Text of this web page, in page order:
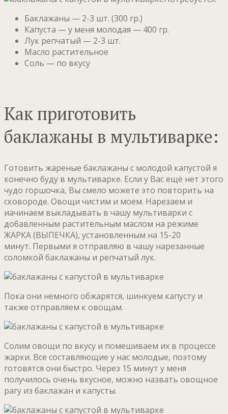
Баклажаны — 2-3 шт. (300 гр.)
Капуста — у меня молодая — 400 гр.
Лук репчатый — 2-3 шт.
Масло растительное
Соль — по вкусу
Как приготовить
баклажаны в мультиварке:
Готовить жареные баклажаны с молодой капустой я
конечно буду в мультиварке. Если у Вас ещё нет этого
чудо горшочка, Вы смело можете это повторить на
сковороде. Овощи чистим и моем. Нарезаем и
иачинаем выкладывать в чашу мультиварки с
добавленным растительным маслом на режиме
ЖАРКА (ВЫПЕЧКА), установленным на 15-20
минут. Первыми я отправляю в чашу нарезанные
соломкой баклажаны и репчатый лук.
Пока они немного обжарятся, шинкуем капусту и
также отправляем к овощам.
Солим овощи по вкусу и помешиваем их в процессе
жарки. Все составляющие у нас молодые, поэтому
готовятся они быстро. Через 15 минут у меня
получилось очень вкусное, можно назвать овощное
рагу из баклажан и капусты.